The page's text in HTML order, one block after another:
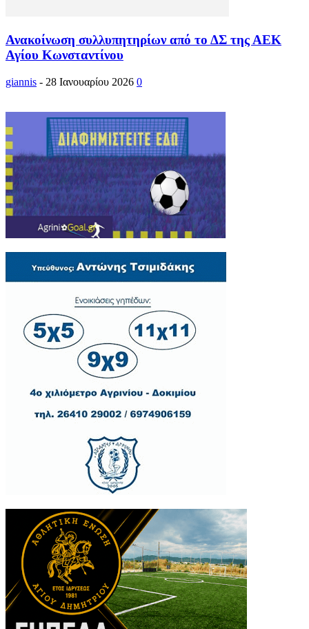
Ανακοίνωση συλλυπητηρίων από το ΔΣ της ΑΕΚ
Αγίου Κωνσταντίνου
giannis - 28 Ιανουαρίου 2026 0